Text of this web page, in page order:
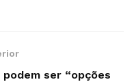
ser “opções